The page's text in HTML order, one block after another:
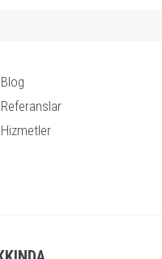
Blog
Referanslar
Hizmetler